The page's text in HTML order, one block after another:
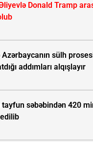
Donald Tramp
sülh
addımları alqışlayır
tayfun səbəbindən 420